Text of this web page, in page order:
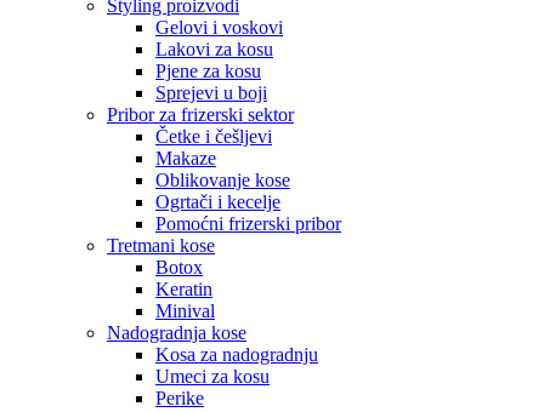
Styling proizvodi
Gelovi i voskovi
Lakovi za kosu
Pjene za kosu
Sprejevi u boji
Pribor za frizerski sektor
Četke i češljevi
Makaze
Oblikovanje kose
Ogrtači i kecelje
Pomoćni frizerski pribor
Tretmani kose
Botox
Keratin
Minival
Nadogradnja kose
Kosa za nadogradnju
Umeci za kosu
Perike